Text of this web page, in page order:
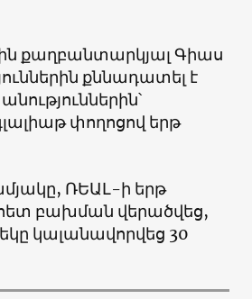
քաղբանտարկյալ Գիաս
քննադատել է
փողոցով երթ
ՌԵԱԼ-ի երթ
բախման վերածվեց,
կալանավորվեց 30